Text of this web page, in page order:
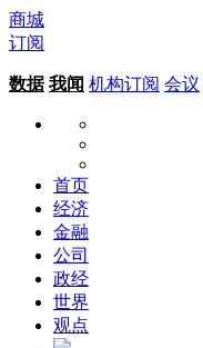
商城
订阅
数据 我闻 机构订阅 会议
首页
经济
金融
公司
政经
世界
观点